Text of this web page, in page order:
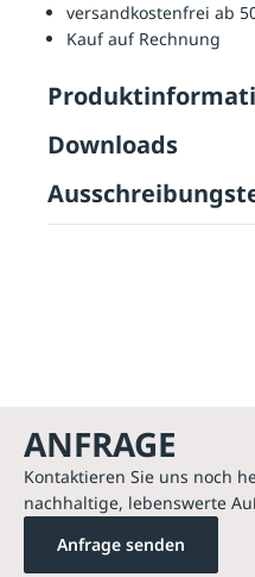
versandkostenfrei ab
Kauf auf Rechnung
Downloads
ANFRAGE
Kontaktieren Sie uns noch
nachhaltige, lebenswerte
Anfrage senden